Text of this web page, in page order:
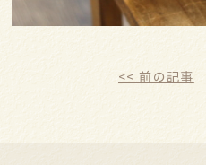
<< 前の記事